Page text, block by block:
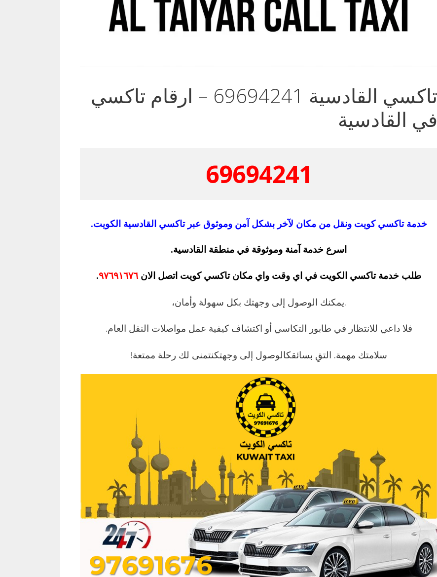
تاكسي القادسية 69694241 – ارقام تاكسي
في القادسية
69694241
خدمة تاكسي كويت ونقل من مكان لآخر بشكل آمن وموثوق عبر تاكسي القادسية الكويت.
اسرع خدمة آمنة وموثوقة في منطقة القادسية.
طلب خدمة تاكسي الكويت في اي وقت واي مكان تاكسي كويت اتصل الان٩٧٦٩١٦٧٦.
.يمكنك الوصول إلى وجهتك بكل سهولة وأمان،
فلا داعي للانتظار في طابور التكاسي أو اكتشاف كيفية عمل مواصلات النقل العام.
سلامتك مهمة. التقِ بسائقكالوصول إلى وجهتكنتمنى لك رحلة ممتعة!